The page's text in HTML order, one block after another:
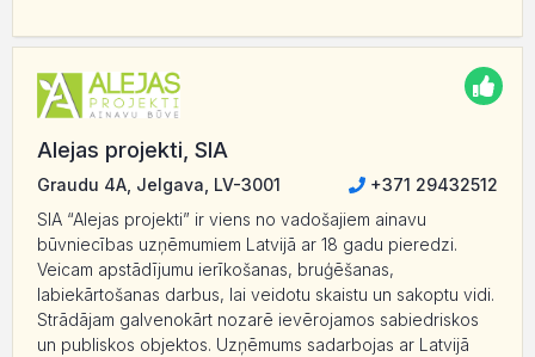
Alejas projekti, SIA
Graudu 4A, Jelgava, LV-3001
+371 29432512
SIA “Alejas projekti” ir viens no vadošajiem ainavu
būvniecības uzņēmumiem Latvijā ar 18 gadu pieredzi.
Veicam apstādījumu ierīkošanas, bruģēšanas,
labiekārtošanas darbus, lai veidotu skaistu un sakoptu vidi.
Strādājam galvenokārt nozarē ievērojamos sabiedriskos
un publiskos objektos. Uzņēmums sadarbojas ar Latvijā